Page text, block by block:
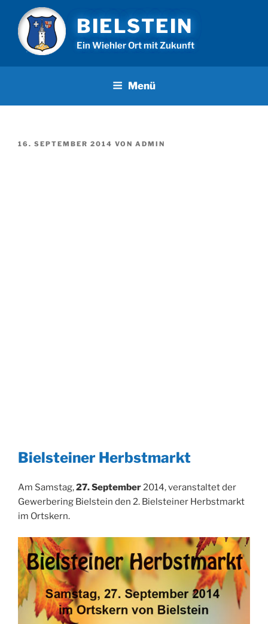
Inhalt
springen
BIELSTEIN
Ein Wiehler Ort mit Zukunft
Menü
VERÖFFENTLICHT
16. SEPTEMBER 2014 VON ADMIN
Bielsteiner Herbstmarkt
Am Samstag,27. September2014, veranstaltet der
Gewerbering Bielstein den 2. Bielsteiner Herbstmarkt
im Ortskern.